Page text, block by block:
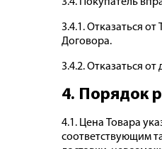
3.4. Покупатель
3.4.1. Отказаться
Договора.
3.4.2. Отказаться
4. Порядок
4.1. Цена Товара
соответствующим